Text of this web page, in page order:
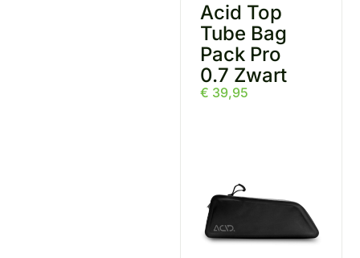
Acid Top
Tube Bag
Pack Pro
0.7 Zwart
€ 39,95